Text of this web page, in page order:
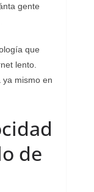
gente
que
lento.
mismo en
de